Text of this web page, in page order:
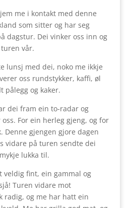
me i kontakt med denne
som sitter og har seg
dagstur. Dei vinker oss inn og
vår.
lunsj med dei, noko me ikkje
oss rundstykker, kaffi, øl
pålegg og kaker.
dei fram ein to-radar og
For ein herleg gjeng, og for
Denne gjengen gjore dagen
vidare på turen sendte dei
lukka til.
veldig fint, ein gammal og
Turen vidare mot
radig, og me har hatt ein